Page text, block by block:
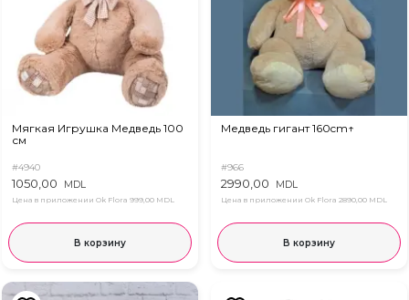
Мягкая Игрушка Медведь 100
см
#4940
1050,00 MDL
Цена в приложении Ok Flora 999,00 MDL
В корзину
Медведь гигант 160cm↑
#966
2990,00 MDL
Цена в приложении Ok Flora 2890,00 MDL
В корзину